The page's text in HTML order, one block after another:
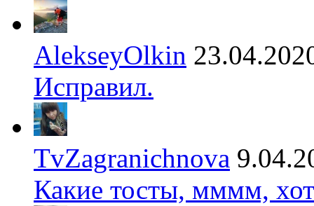
AlekseyOlkin
Исправил.
TvZagranichnova
Какие тосты, мммм,